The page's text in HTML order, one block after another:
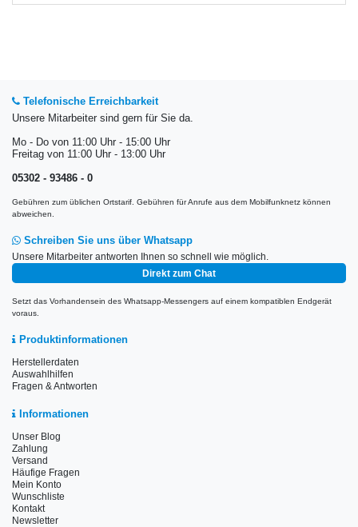
Telefonische Erreichbarkeit
Unsere Mitarbeiter sind gern für Sie da.
Mo - Do von 11:00 Uhr - 15:00 Uhr
Freitag von 11:00 Uhr - 13:00 Uhr
05302 - 93486 - 0
Gebühren zum üblichen Ortstarif. Gebühren für Anrufe aus dem Mobilfunknetz können
abweichen.
Schreiben Sie uns über Whatsapp
Unsere Mitarbeiter antworten Ihnen so schnell wie möglich.
Direkt zum Chat
Setzt das Vorhandensein des Whatsapp-Messengers auf einem kompatiblen Endgerät
voraus.
Produktinformationen
Herstellerdaten
Auswahlhilfen
Fragen & Antworten
Informationen
Unser Blog
Zahlung
Versand
Häufige Fragen
Mein Konto
Wunschliste
Kontakt
Newsletter